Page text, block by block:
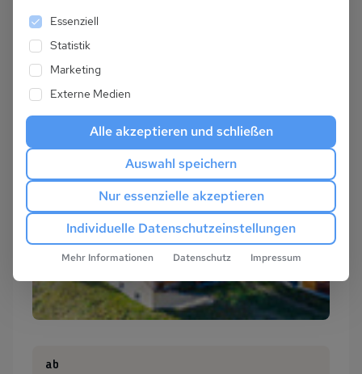
ab
Es folgt eine Liste der Service-Gruppen, für die
Essenziell
Statistik
Marketing
Externe Medien
Alle akzeptieren und schließen
Auswahl speichern
Nur essenzielle akzeptieren
Individuelle Datenschutzeinstellungen
Mehr Informationen Datenschutz Impressum